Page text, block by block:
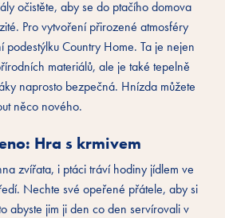
očistěte, aby se do ptačího domova
Pro vytvoření přirozené atmosféry
podestýlku Country Home. Ta je nejen
materiálů, ale je také tepelně
naprosto bezpečná. Hnízda můžete
něco nového.
Hra s krmivem
zvířata, i ptáci tráví hodiny jídlem ve
Nechte své opeřené přátele, aby si
abyste jim ji den co den servírovali v